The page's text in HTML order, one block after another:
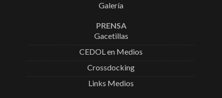
Galería
PRENSA
Gacetillas
CEDOL en Medios
Crossdocking
Links Medios